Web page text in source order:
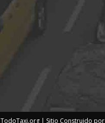
TodoTaxi.org | Sitio Construido por